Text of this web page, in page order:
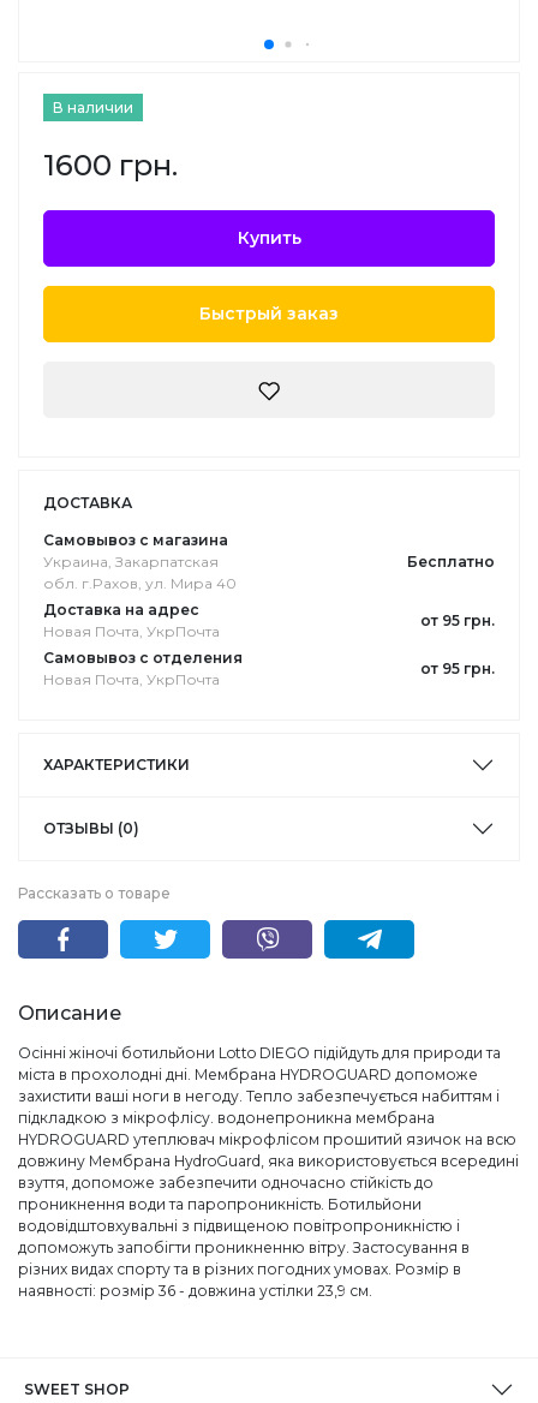
В наличии
1600 грн.
Купить
Быстрый заказ
ДОСТАВКА
Самовывоз с магазина
Украина, Закарпатская
обл. г.Pахов, ул. Мира 40
Бесплатно
Доставка на адрес
Новая Почта, УкрПочта
от 95 грн.
Самовывоз с отделения
Новая Почта, УкрПочта
от 95 грн.
ХАРАКТЕРИСТИКИ
ОТЗЫВЫ (0)
Рассказать о товаре
Описание
Осінні жіночі ботильйони Lotto DIEGO підійдуть для природи та
міста в прохолодні дні. Мембрана HYDROGUARD допоможе
захистити ваші ноги в негоду. Тепло забезпечується набиттям і
підкладкою з мікрофлісу. водонепроникна мембрана
HYDROGUARD утеплювач мікрофлісом прошитий язичок на всю
довжину Мембрана HydroGuard, яка використовується всередині
взуття, допоможе забезпечити одночасно стійкість до
проникнення води та паропроникність. Ботильйони
водовідштовхувальні з підвищеною повітропроникністю і
допоможуть запобігти проникненню вітру. Застосування в
різних видах спорту та в різних погодних умовах. Розмір в
наявності: розмір 36 - довжина устілки 23,9 см.
SWEET SHOP